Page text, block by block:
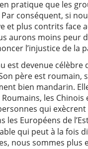
pratique que les
conséquent, si
et plus contrits face
aurons moins peur
l’injustice de la
est devenue
père est
bien mandarin.
Roumains, les
qui
Européens de
qui peut à la fois
nous sommes